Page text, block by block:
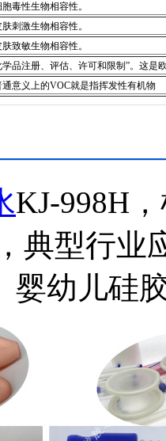
胞毒性生物相容性。
肤刺激生物相容性。
肤致敏生物相容性。
学品注册、评估、许可和限制”。这是
通意义上的VOC就是指挥发性有机物
KJ-998H
典型行业
婴幼儿硅